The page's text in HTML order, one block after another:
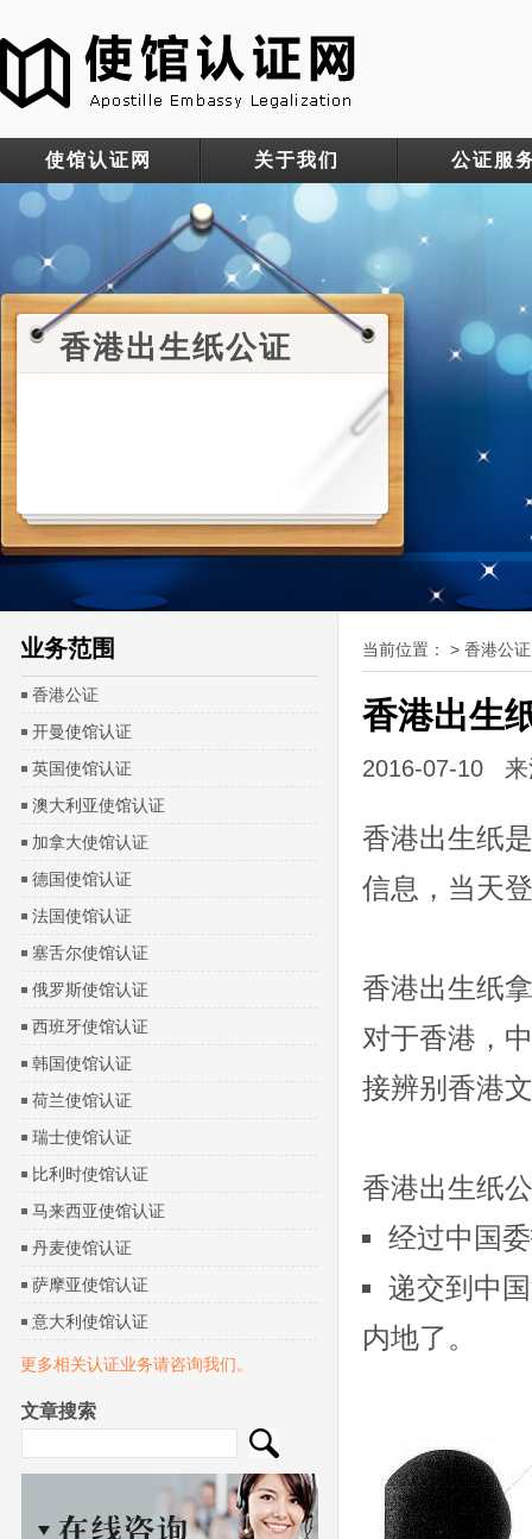
使馆认证网 关于我们 公证服
香港出生纸公证
业务范围
香港公证
开曼使馆认证
英国使馆认证
澳大利亚使馆认证
加拿大使馆认证
德国使馆认证
法国使馆认证
塞舌尔使馆认证
俄罗斯使馆认证
西班牙使馆认证
韩国使馆认证
荷兰使馆认证
瑞士使馆认证
比利时使馆认证
马来西亚使馆认证
丹麦使馆认证
萨摩亚使馆认证
意大利使馆认证
更多相关认证业务请咨询我们。
文章搜索
当前位置： > 香港公证
香港出生
2016-07-10
香港出生纸
信息，当天
香港出生纸
对于香港，
接辨别香港
香港出生纸
经过中国
递交到中
内地了。